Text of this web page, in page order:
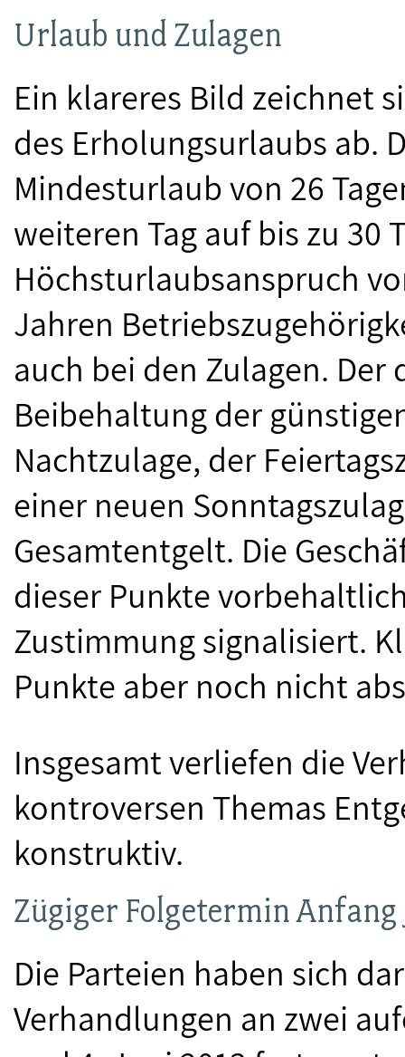
Urlaub und Zulagen
Ein klareres Bild zeichnet
des Erholungsurlaubs ab.
Mindesturlaub von 26
weiteren Tag auf bis zu 30
Höchsturlaubsanspruch
Jahren
auch bei den Zulagen.
Beibehaltung der
Nachtzulage, der
einer neuen
Gesamtentgelt. Die
dieser Punkte
Zustimmung signalisiert.
Punkte aber noch nicht
Insgesamt verliefen die
kontroversen Themas
konstruktiv.
Zügiger Folgetermin
Die Parteien haben sich
Verhandlungen an zwei